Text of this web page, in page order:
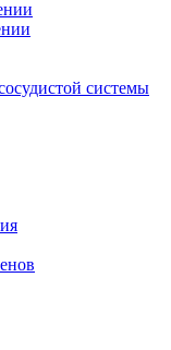
системы